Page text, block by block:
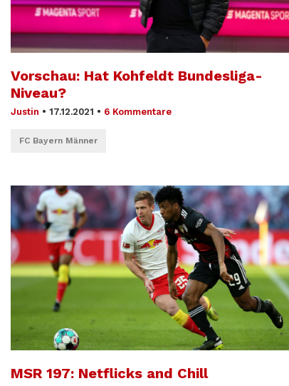
Vorschau: Hat Kohfeldt Bundesliga-
Niveau?
Justin • 17.12.2021 • 6 Kommentare
FC Bayern Männer
MSR 197: Netflicks and Chill